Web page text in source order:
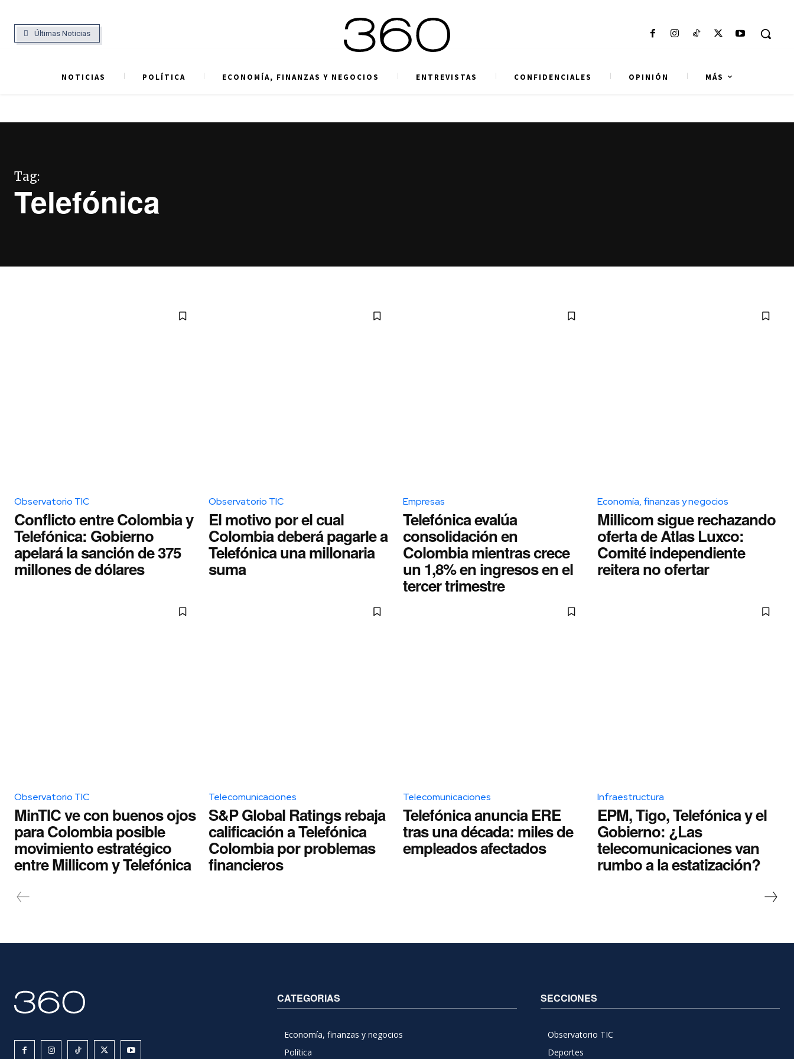
Últimas Noticias
NOTICIAS POLÍTICA ECONOMÍA, FINANZAS Y NEGOCIOS ENTREVISTAS CONFIDENCIALES OPINIÓN MÁS
Tag:
Telefónica
Observatorio TIC
Conflicto entre Colombia y
Telefónica: Gobierno
apelará la sanción de 375
millones de dólares
Observatorio TIC
El motivo por el cual
Colombia deberá pagarle a
Telefónica una millonaria
suma
Empresas
Telefónica evalúa
consolidación en
Colombia mientras crece
un 1,8% en ingresos en el
tercer trimestre
Economía, finanzas y negocios
Millicom sigue rechazando
oferta de Atlas Luxco:
Comité independiente
reitera no ofertar
Observatorio TIC
MinTIC ve con buenos ojos
para Colombia posible
movimiento estratégico
entre Millicom y Telefónica
Telecomunicaciones
S&P Global Ratings rebaja
calificación a Telefónica
Colombia por problemas
financieros
Telecomunicaciones
Telefónica anuncia ERE
tras una década: miles de
empleados afectados
Infraestructura
EPM, Tigo, Telefónica y el
Gobierno: ¿Las
telecomunicaciones van
rumbo a la estatización?
CATEGORIAS
Economía, finanzas y negocios
Política
SECCIONES
Observatorio TIC
Deportes